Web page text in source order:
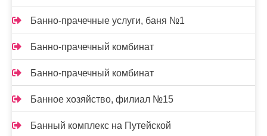
Банно-прачечные услуги, баня №1
Банно-прачечный комбинат
Банно-прачечный комбинат
Банное хозяйство, филиал №15
Банный комплекс на Путейской